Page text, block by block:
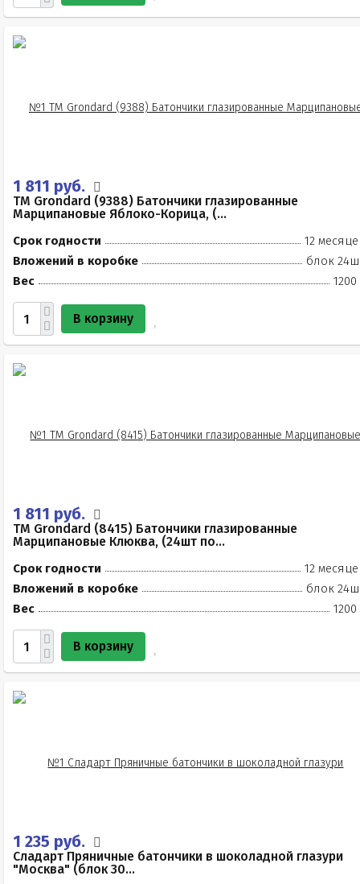
1 811 руб.
TM Grondard (9388) Батончики глазированные
Марципановые Яблоко-Корица, (...
Срок годности
12
Вложений в коробке
блок
Вес
1200
В корзину
1 811 руб.
TM Grondard (8415) Батончики глазированные
Марципановые Клюква, (24шт по...
Срок годности
12
Вложений в коробке
блок
Вес
1200
В корзину
1 235 руб.
Сладарт Пряничные батончики в шоколадной глазури
"Москва" (блок 30...